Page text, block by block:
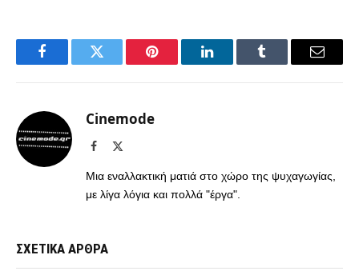
FacebookTwitter Pinterest LinkedInTumblr Email
Cinemode
Facebook
Μια εναλλακτική ματιά στο χώρο της ψυχαγωγίας,
με λίγα λόγια και πολλά "έργα".
ΣΧΕΤΙΚΑ ΑΡΘΡΑ